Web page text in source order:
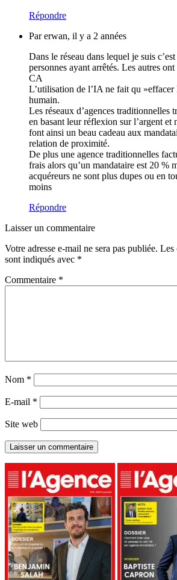
Répondre
Par erwan, il y a 2 années
Dans le réseau dans lequel je suis
personnes ayant arrêtés. Les autres
CA
L’utilisation de l’IA ne fait qu
humain.
Les réseaux d’agences traditionnelles
en basant leur réflexion sur l’argent et
font ainsi un beau cadeau aux
relation de proximité.
De plus une agence traditionnelles
frais alors qu’un mandataire est 20 %
acquéreurs ne sont plus dupes ou en
moins
Répondre
Laisser un commentaire
Votre adresse e-mail ne sera pas publiée. Les
sont indiqués avec *
Commentaire *
Nom *
E-mail *
Site web